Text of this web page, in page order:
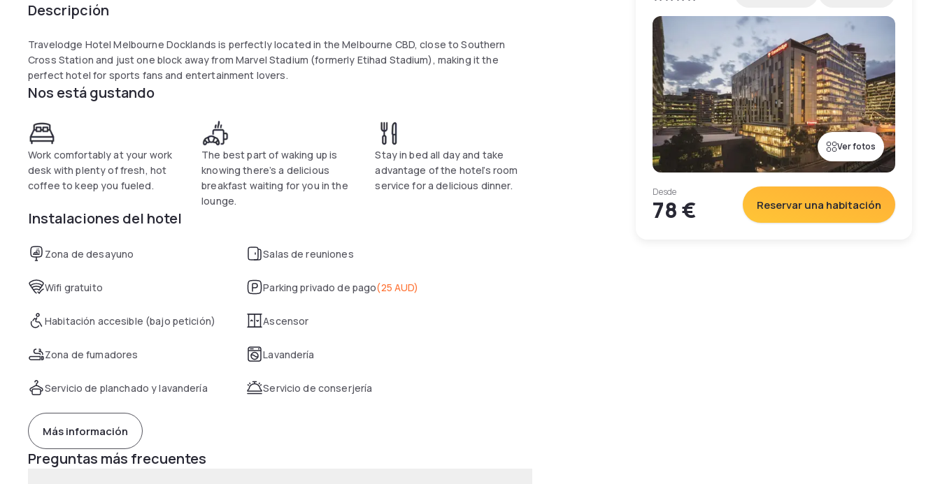
Descripción
Travelodge Hotel Melbourne Docklands is perfectly located in the Melbourne CBD, close to Southern
Cross Station and just one block away from Marvel Stadium (formerly Etihad Stadium), making it the
perfect hotel for sports fans and entertainment lovers.
Nos está gustando
Work comfortably at your work
desk with plenty of fresh, hot
coffee to keep you fueled.
The best part of waking up is
knowing there’s a delicious
breakfast waiting for you in the
lounge.
Stay in bed all day and take
advantage of the hotel’s room
service for a delicious dinner.
Instalaciones del hotel
Zona de desayuno Salas de reuniones
Wifi gratuito Parking privado de pago(25 AUD)
Habitación accesible (bajo petición) Ascensor
Zona de fumadores Lavandería
Servicio de planchado y lavandería Servicio de conserjería
Más información
Preguntas más frecuentes
Ver fotos
Desde
78 € Reservar una habitación